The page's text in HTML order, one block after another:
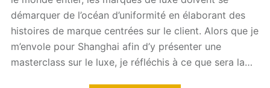
démarquer de l’océan d’uniformité en élaborant des
histoires de marque centrées sur le client. Alors que je
m’envole pour Shanghai afin d’y présenter une
masterclass sur le luxe, je réfléchis à ce que sera la…